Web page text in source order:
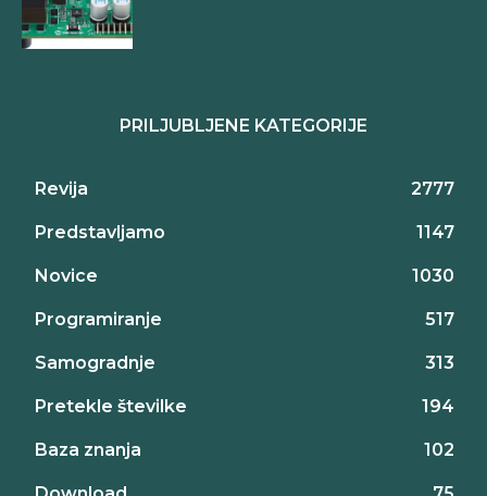
PRILJUBLJENE KATEGORIJE
Revija 2777
Predstavljamo 1147
Novice 1030
Programiranje 517
Samogradnje 313
Pretekle številke 194
Baza znanja 102